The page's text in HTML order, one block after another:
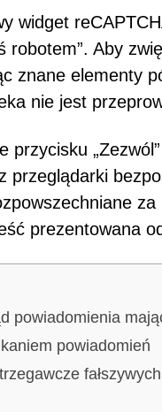
widget
robotem”. Aby
znane elementy
nie jest
przycisku
przeglądarki
prezentowana
powiadomienia
powiadomień